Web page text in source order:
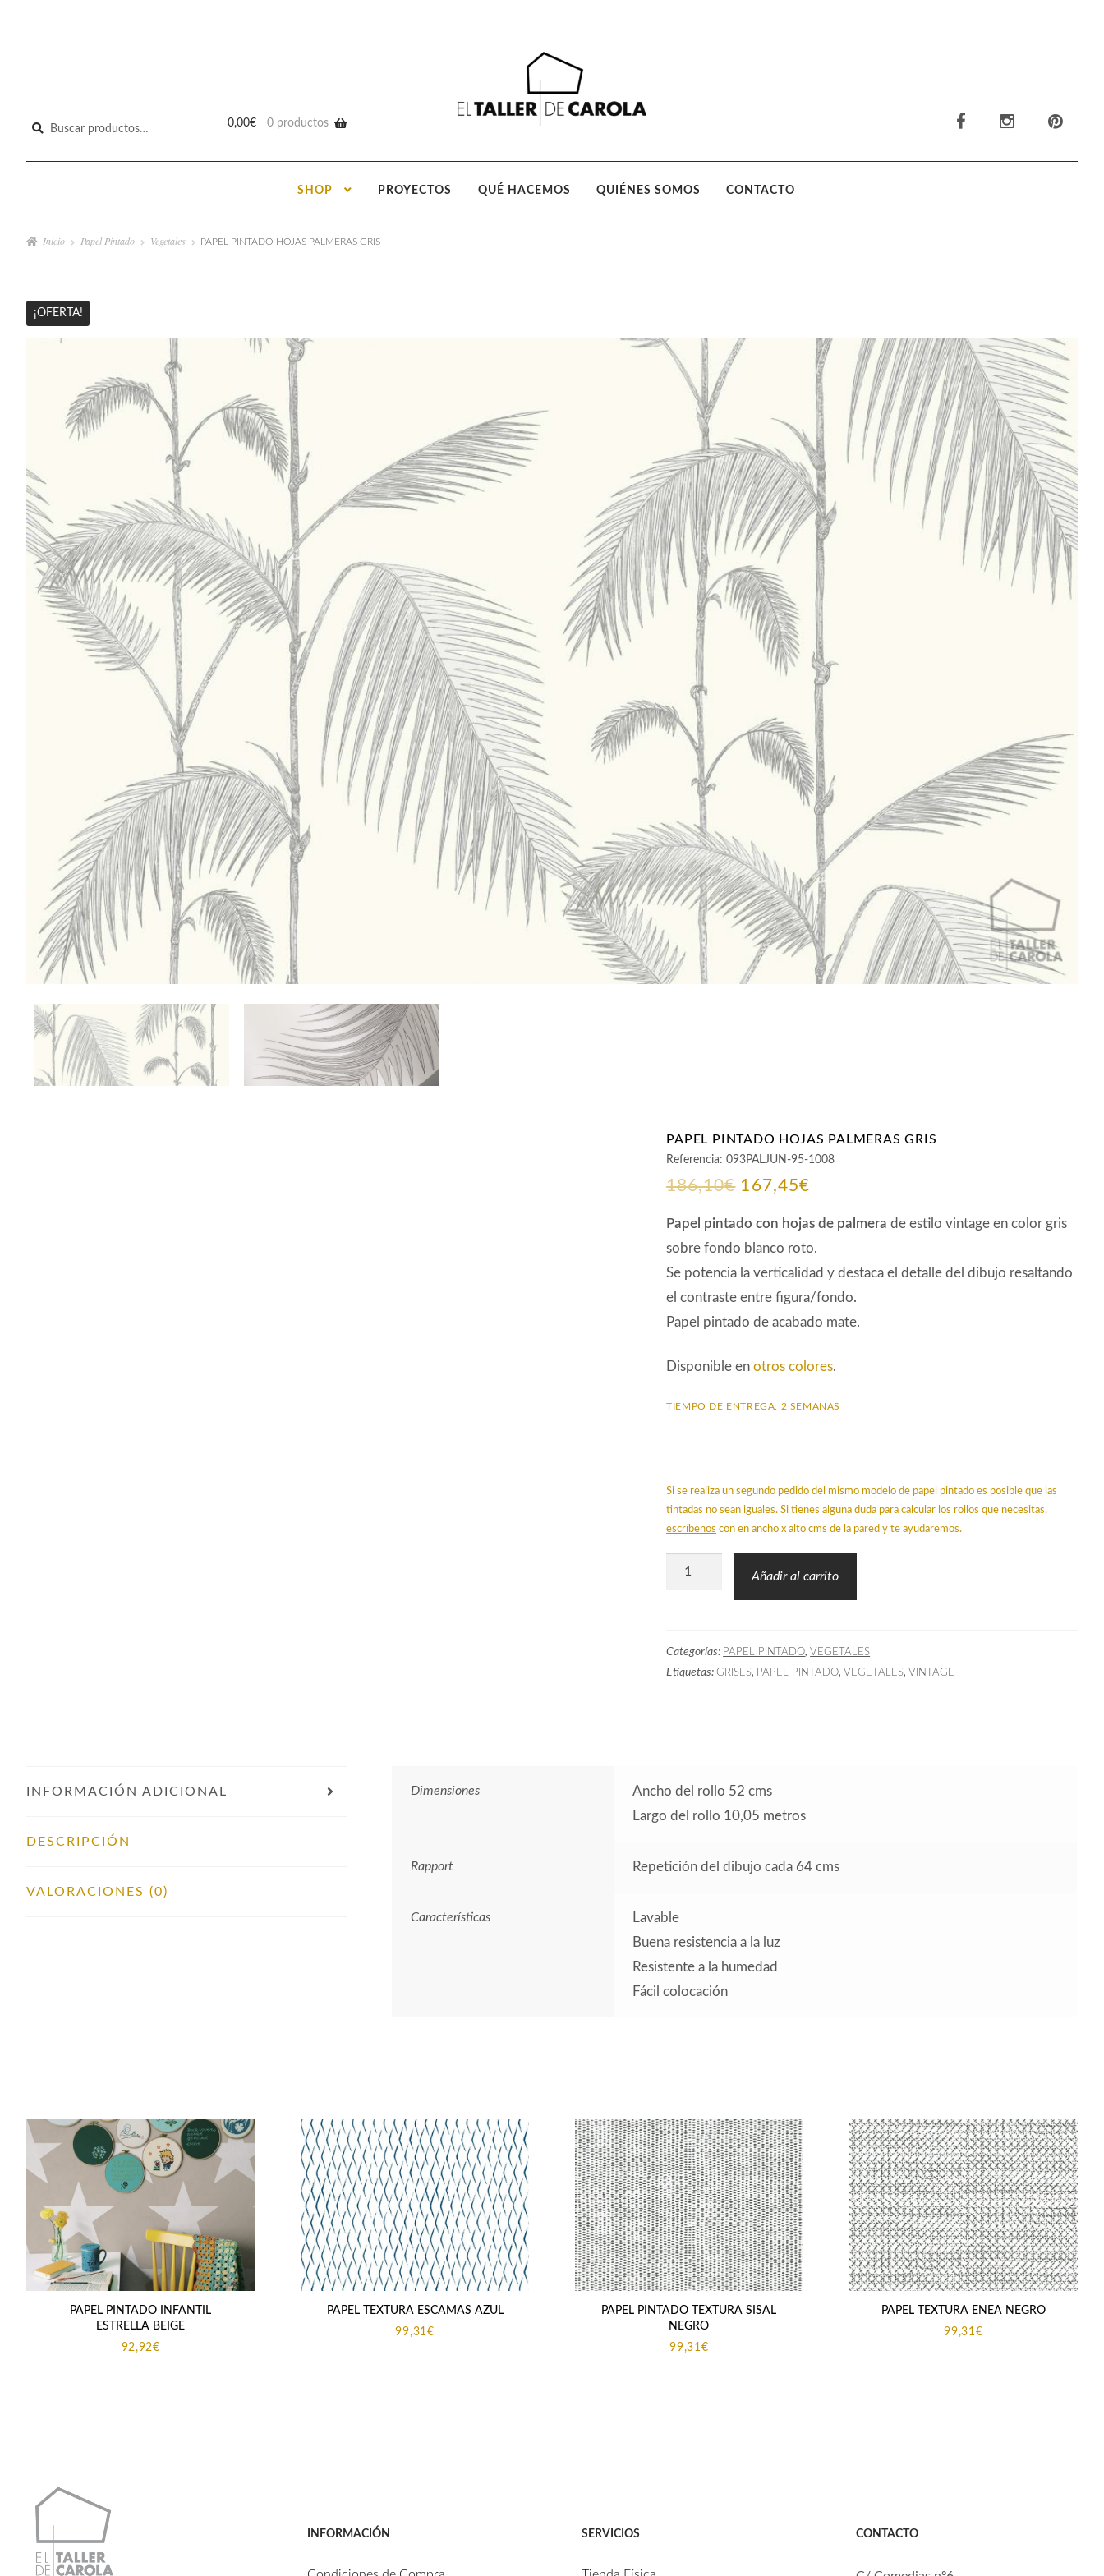
Buscar
0,00€ 0 productos
SHOP PROYECTOS QUÉ HACEMOS QUIÉNES SOMOS CONTACTO
Inicio Papel Pintado Vegetales PAPEL PINTADO HOJAS PALMERAS GRIS
¡OFERTA!
PAPEL PINTADO HOJAS PALMERAS GRIS
Referencia:093PALJUN-95-1008
186,10€ El
precio
original
era:
186,10€.
167,45€El
precio
actual
es:
167,45€.
Papel pintado con hojas de palmera de estilo vintage en color gris
sobre fondo blanco roto.
Se potencia la verticalidad y destaca el detalle del dibujo resaltando
el contraste entre figura/fondo.
Papel pintado de acabado mate.
Disponible enotros colores.
TIEMPO DE ENTREGA: 2 SEMANAS
Si se realiza un segundo pedido del mismo modelo de papel pintado es posible que las
tintadas no sean iguales. Si tienes alguna duda para calcular los rollos que necesitas,
escríbenos con en ancho x alto cms de la pared y te ayudaremos.
Papel
Gris
cantidad
Añadir al carrito
Categorías: PAPEL PINTADO,VEGETALES
Etiquetas:GRISES, PAPEL PINTADO,VEGETALES,VINTAGE
INFORMACIÓN ADICIONAL
DESCRIPCIÓN
VALORACIONES (0)
Dimensiones
Ancho del rollo 52 cms
Largo del rollo 10,05 metros
Rapport Repetición del dibujo cada 64 cms
Características
Lavable
Buena resistencia a la luz
Resistente a la humedad
Fácil colocación
PAPEL PINTADO INFANTIL
ESTRELLA BEIGE
92,92€
PAPEL TEXTURA ESCAMAS AZUL
99,31€
PAPEL PINTADO TEXTURA SISAL
NEGRO
99,31€
PAPEL TEXTURA ENEA NEGRO
99,31€
INFORMACIÓN SERVICIOS CONTACTO